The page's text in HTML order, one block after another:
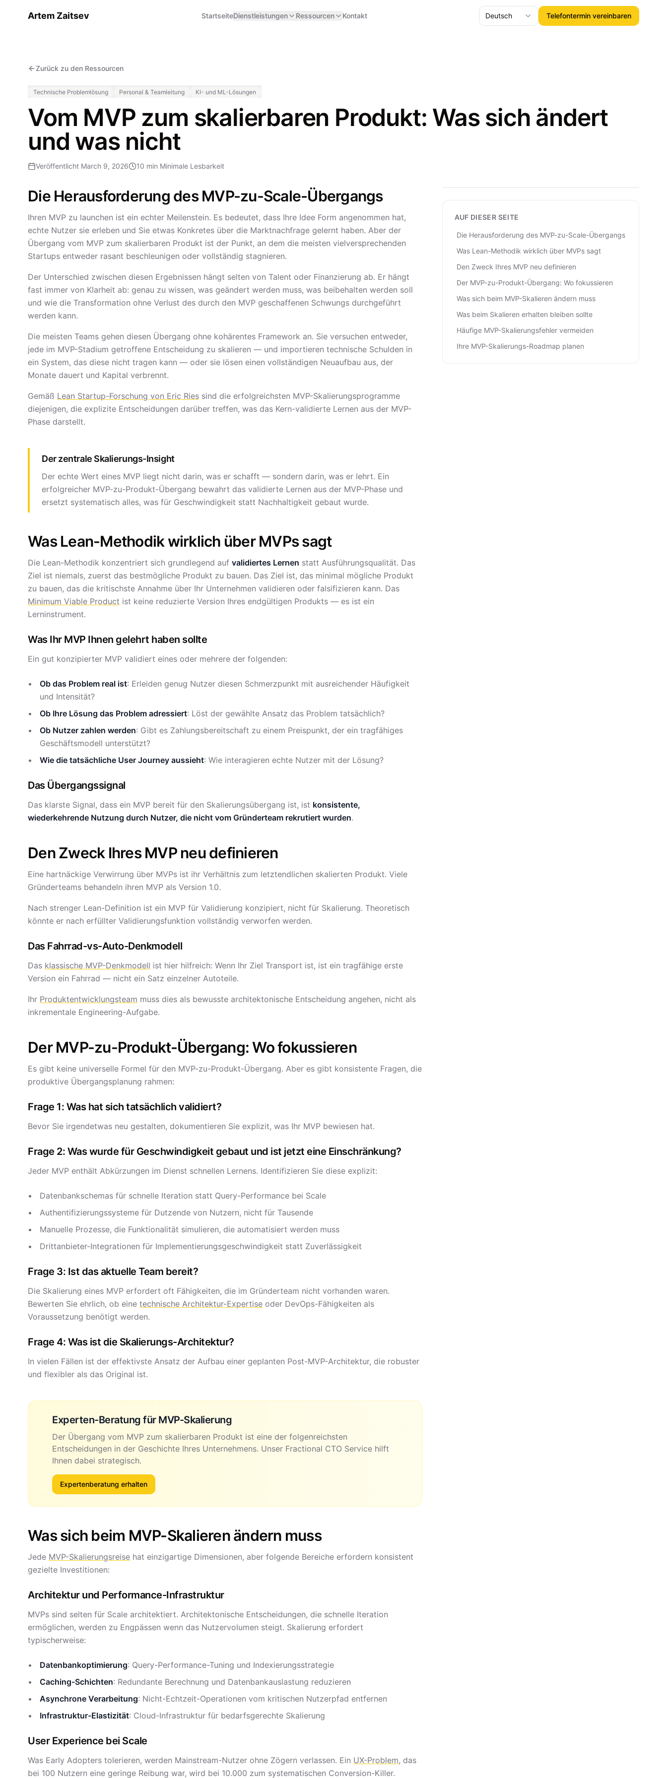
Artem Zaitsev StartseiteDienstleistungen Ressourcen Kontakt Deutsch Telefontermin vereinbaren
Zurück zu den Ressourcen
Technische Problemlösung Personal & Teamleitung KI- und ML-Lösungen
Vom MVP zum skalierbaren Produkt: Was sich ändert
und was nicht
Veröffentlicht March 9, 2026 10 min Minimale Lesbarkeit
Die Herausforderung des MVP-zu-Scale-Übergangs
Ihren MVP zu launchen ist ein echter Meilenstein. Es bedeutet, dass Ihre Idee Form angenommen hat,
echte Nutzer sie erleben und Sie etwas Konkretes über die Marktnachfrage gelernt haben. Aber der
Übergang vom MVP zum skalierbaren Produkt ist der Punkt, an dem die meisten vielversprechenden
Startups entweder rasant beschleunigen oder vollständig stagnieren.
Der Unterschied zwischen diesen Ergebnissen hängt selten von Talent oder Finanzierung ab. Er hängt
fast immer von Klarheit ab: genau zu wissen, was geändert werden muss, was beibehalten werden soll
und wie die Transformation ohne Verlust des durch den MVP geschaffenen Schwungs durchgeführt
werden kann.
Die meisten Teams gehen diesen Übergang ohne kohärentes Framework an. Sie versuchen entweder,
jede im MVP-Stadium getroffene Entscheidung zu skalieren — und importieren technische Schulden in
ein System, das diese nicht tragen kann — oder sie lösen einen vollständigen Neuaufbau aus, der
Monate dauert und Kapital verbrennt.
Gemäß Lean Startup-Forschung von Eric Ries sind die erfolgreichsten MVP-Skalierungsprogramme
diejenigen, die explizite Entscheidungen darüber treffen, was das Kern-validierte Lernen aus der MVP-
Phase darstellt.
Der zentrale Skalierungs-Insight
Der echte Wert eines MVP liegt nicht darin, was er schafft — sondern darin, was er lehrt. Ein
erfolgreicher MVP-zu-Produkt-Übergang bewahrt das validierte Lernen aus der MVP-Phase und
ersetzt systematisch alles, was für Geschwindigkeit statt Nachhaltigkeit gebaut wurde.
Was Lean-Methodik wirklich über MVPs sagt
Die Lean-Methodik konzentriert sich grundlegend auf validiertes Lernen statt Ausführungsqualität. Das
Ziel ist niemals, zuerst das bestmögliche Produkt zu bauen. Das Ziel ist, das minimal mögliche Produkt
zu bauen, das die kritischste Annahme über Ihr Unternehmen validieren oder falsifizieren kann. Das
Minimum Viable Product ist keine reduzierte Version Ihres endgültigen Produkts — es ist ein
Lerninstrument.
Was Ihr MVP Ihnen gelehrt haben sollte
Ein gut konzipierter MVP validiert eines oder mehrere der folgenden:
Ob das Problem real ist: Erleiden genug Nutzer diesen Schmerzpunkt mit ausreichender Häufigkeit
und Intensität?
Ob Ihre Lösung das Problem adressiert: Löst der gewählte Ansatz das Problem tatsächlich?
Ob Nutzer zahlen werden: Gibt es Zahlungsbereitschaft zu einem Preispunkt, der ein tragfähiges
Geschäftsmodell unterstützt?
Wie die tatsächliche User Journey aussieht: Wie interagieren echte Nutzer mit der Lösung?
Das Übergangssignal
Das klarste Signal, dass ein MVP bereit für den Skalierungsübergang ist, ist konsistente,
wiederkehrende Nutzung durch Nutzer, die nicht vom Gründerteam rekrutiert wurden.
Den Zweck Ihres MVP neu definieren
Eine hartnäckige Verwirrung über MVPs ist ihr Verhältnis zum letztendlichen skalierten Produkt. Viele
Gründerteams behandeln ihren MVP als Version 1.0.
Nach strenger Lean-Definition ist ein MVP für Validierung konzipiert, nicht für Skalierung. Theoretisch
könnte er nach erfüllter Validierungsfunktion vollständig verworfen werden.
Das Fahrrad-vs-Auto-Denkmodell
Das klassische MVP-Denkmodell ist hier hilfreich: Wenn Ihr Ziel Transport ist, ist ein tragfähige erste
Version ein Fahrrad — nicht ein Satz einzelner Autoteile.
Ihr Produktentwicklungsteam muss dies als bewusste architektonische Entscheidung angehen, nicht als
inkrementale Engineering-Aufgabe.
Der MVP-zu-Produkt-Übergang: Wo fokussieren
Es gibt keine universelle Formel für den MVP-zu-Produkt-Übergang. Aber es gibt konsistente Fragen, die
produktive Übergangsplanung rahmen:
Frage 1: Was hat sich tatsächlich validiert?
Bevor Sie irgendetwas neu gestalten, dokumentieren Sie explizit, was Ihr MVP bewiesen hat.
Frage 2: Was wurde für Geschwindigkeit gebaut und ist jetzt eine Einschränkung?
Jeder MVP enthält Abkürzungen im Dienst schnellen Lernens. Identifizieren Sie diese explizit:
Datenbankschemas für schnelle Iteration statt Query-Performance bei Scale
Authentifizierungssysteme für Dutzende von Nutzern, nicht für Tausende
Manuelle Prozesse, die Funktionalität simulieren, die automatisiert werden muss
Drittanbieter-Integrationen für Implementierungsgeschwindigkeit statt Zuverlässigkeit
Frage 3: Ist das aktuelle Team bereit?
Die Skalierung eines MVP erfordert oft Fähigkeiten, die im Gründerteam nicht vorhanden waren.
Bewerten Sie ehrlich, ob eine technische Architektur-Expertise oder DevOps-Fähigkeiten als
Voraussetzung benötigt werden.
Frage 4: Was ist die Skalierungs-Architektur?
In vielen Fällen ist der effektivste Ansatz der Aufbau einer geplanten Post-MVP-Architektur, die robuster
und flexibler als das Original ist.
Experten-Beratung für MVP-Skalierung
Der Übergang vom MVP zum skalierbaren Produkt ist eine der folgenreichsten
Entscheidungen in der Geschichte Ihres Unternehmens. Unser Fractional CTO Service hilft
Ihnen dabei strategisch.
Expertenberatung erhalten
Was sich beim MVP-Skalieren ändern muss
Jede MVP-Skalierungsreise hat einzigartige Dimensionen, aber folgende Bereiche erfordern konsistent
gezielte Investitionen:
Architektur und Performance-Infrastruktur
MVPs sind selten für Scale architektiert. Architektonische Entscheidungen, die schnelle Iteration
ermöglichen, werden zu Engpässen wenn das Nutzervolumen steigt. Skalierung erfordert
typischerweise:
Datenbankoptimierung: Query-Performance-Tuning und Indexierungsstrategie
Caching-Schichten: Redundante Berechnung und Datenbankauslastung reduzieren
Asynchrone Verarbeitung: Nicht-Echtzeit-Operationen vom kritischen Nutzerpfad entfernen
Infrastruktur-Elastizität: Cloud-Infrastruktur für bedarfsgerechte Skalierung
User Experience bei Scale
Was Early Adopters tolerieren, werden Mainstream-Nutzer ohne Zögern verlassen. Ein UX-Problem, das
bei 100 Nutzern eine geringe Reibung war, wird bei 10.000 zum systematischen Conversion-Killer.
AUF DIESER SEITE
Die Herausforderung des MVP-zu-Scale-Übergangs
Was Lean-Methodik wirklich über MVPs sagt
Den Zweck Ihres MVP neu definieren
Der MVP-zu-Produkt-Übergang: Wo fokussieren
Was sich beim MVP-Skalieren ändern muss
Was beim Skalieren erhalten bleiben sollte
Häufige MVP-Skalierungsfehler vermeiden
Ihre MVP-Skalierungs-Roadmap planen